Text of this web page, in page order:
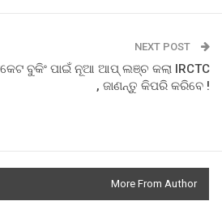
NEXT POST
ବୁକିଂ ପାଇଁ ନୂଆ ଆପ୍ ଲଞ୍ଚ କଲା IRCTC
, ଜାଣନ୍ତୁ କିପରି କରିବେ !
More From Author